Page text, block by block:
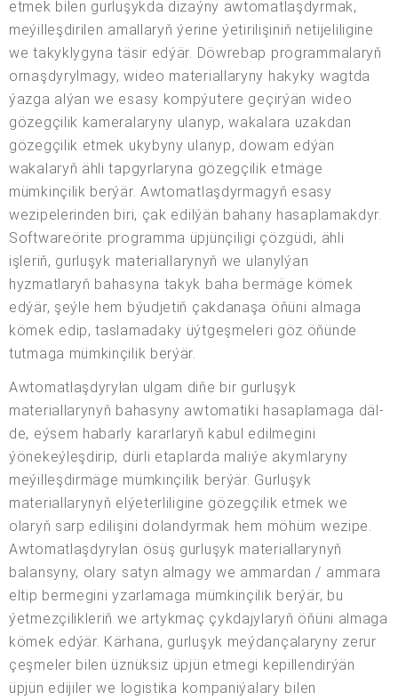
etmek bilen gurluşykda dizaýny awtomatlaşdyrmak,
meýilleşdirilen amallaryň ýerine ýetirilişiniň netijeliligine
we takyklygyna täsir edýär. Döwrebap programmalaryň
ornaşdyrylmagy, wideo materiallaryny hakyky wagtda
ýazga alýan we esasy kompýutere geçirýän wideo
gözegçilik kameralaryny ulanyp, wakalara uzakdan
gözegçilik etmek ukybyny ulanyp, dowam edýän
wakalaryň ähli tapgyrlaryna gözegçilik etmäge
mümkinçilik berýär. Awtomatlaşdyrmagyň esasy
wezipelerinden biri, çak edilýän bahany hasaplamakdyr.
Softwareörite programma üpjünçiligi çözgüdi, ähli
işleriň, gurluşyk materiallarynyň we ulanylýan
hyzmatlaryň bahasyna takyk baha bermäge kömek
edýär, şeýle hem býudjetiň çakdanaşa öňüni almaga
kömek edip, taslamadaky üýtgeşmeleri göz öňünde
tutmaga mümkinçilik berýär.
Awtomatlaşdyrylan ulgam diňe bir gurluşyk
materiallarynyň bahasyny awtomatiki hasaplamaga däl-
de, eýsem habarly kararlaryň kabul edilmegini
ýönekeýleşdirip, dürli etaplarda maliýe akymlaryny
meýilleşdirmäge mümkinçilik berýär. Gurluşyk
materiallarynyň elýeterliligine gözegçilik etmek we
olaryň sarp edilişini dolandyrmak hem möhüm wezipe.
Awtomatlaşdyrylan ösüş gurluşyk materiallarynyň
balansyny, olary satyn almagy we ammardan / ammara
eltip bermegini yzarlamaga mümkinçilik berýär, bu
ýetmezçilikleriň we artykmaç çykdajylaryň öňüni almaga
kömek edýär. Kärhana, gurluşyk meýdançalaryny zerur
çeşmeler bilen üznüksiz üpjün etmegi kepillendirýän
üpjün edijiler we logistika kompaniýalary bilen